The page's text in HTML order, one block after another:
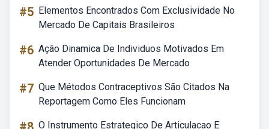
#5 Elementos Encontrados Com Exclusividade No
Mercado De Capitais Brasileiros
#6 Ação Dinamica De Individuos Motivados Em
Atender Oportunidades De Mercado
#7 Que Métodos Contraceptivos São Citados Na
Reportagem Como Eles Funcionam
O Instrumento Estrategico De Articulacao E